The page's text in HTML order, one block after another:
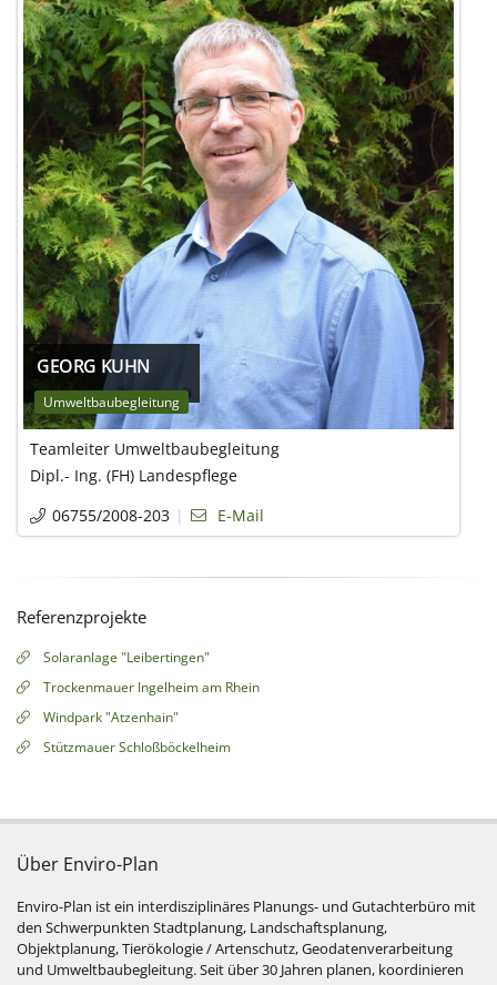
GEORG KUHN
Umweltbaubegleitung
Teamleiter Umweltbaubegleitung
Dipl.- Ing. (FH) Landespflege
06755/2008-203
E-Mail
Referenzprojekte
Solaranlage "Leibertingen"
Trockenmauer Ingelheim am Rhein
Windpark "Atzenhain"
Stützmauer Schloßböckelheim
Über Enviro-Plan
Enviro-Plan ist ein interdisziplinäres Planungs- und Gutachterbüro mit
den Schwerpunkten Stadtplanung, Landschaftsplanung,
Objektplanung, Tierökologie / Artenschutz, Geodatenverarbeitung
und Umweltbaubegleitung. Seit über 30 Jahren planen, koordinieren